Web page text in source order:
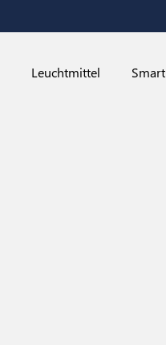
Leuchtmittel Smart